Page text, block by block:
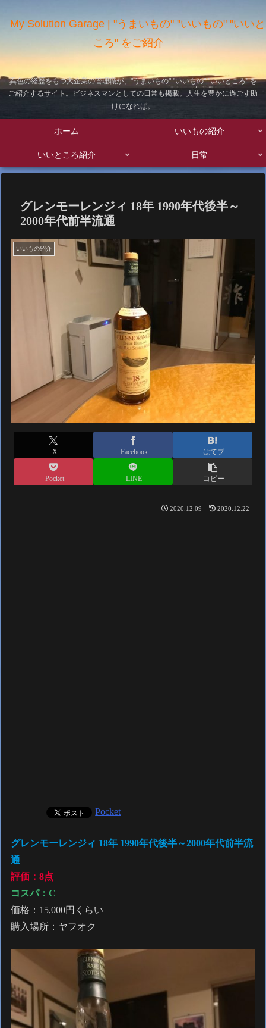
My Solution Garage | "うまいもの" "いいもの" "いいと
ころ" をご紹介
異色の経歴をもつ大企業の管理職が、"うまいもの" "いいもの" "いいところ" を
ご紹介するサイト。ビジネスマンとしての日常も掲載。人生を豊かに過ごす助
けになれば。
ホーム いいもの紹介
いいところ紹介 日常
グレンモーレンジィ 18年 1990年代後半～
2000年代前半流通
いいもの紹介
X Facebook はてブ
Pocket LINE コピー
2020.12.09 2020.12.22
Pocket
グレンモーレンジィ 18年 1990年代後半～2000年代前半流
通
評価：8点
コスパ：C
価格：15,000円くらい
購入場所：ヤフオク